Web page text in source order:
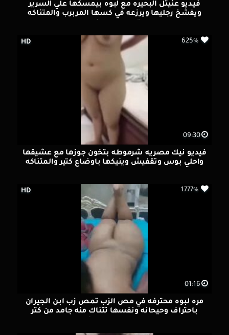
فيديو عنيتل البحيره مع لبوه بيمسكها علي السرير
ويفشخ رجليها ويرزعه في كسها المربرب والمتناكه
09:30
HD 625%
فيديو نيك مصريه شرموطه بتخون جوزها مع عشيقها
واحلي بوس وتقفيش وينيكها باوضاع كتير والمتناكه
01:16
HD 1777%
مره لبوه محترفه في مص الزب تمص زب ابن الجيران
باحتراف وحيحانه ونفسها تتناك منه جامد من كتر